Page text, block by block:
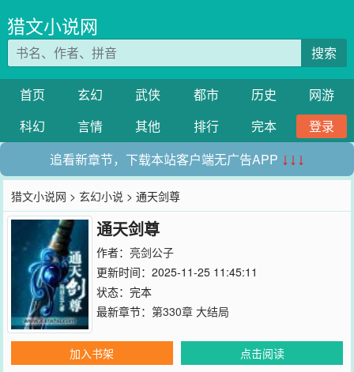
猎文小说网
搜索
首页 玄幻 武侠 都市 历史
网游
科幻
言情 其他 排行 完本
登录
追看新章节，下载本站客户端无广告APP ↓↓↓
猎文小说网 >玄幻小说 > 通天剑尊
通天剑尊
作者： 亮剑公子
更新时间：2025-11-25 11:45:11
状态：完本
最新章节： 第330章 大结局
加入书架
点击阅读